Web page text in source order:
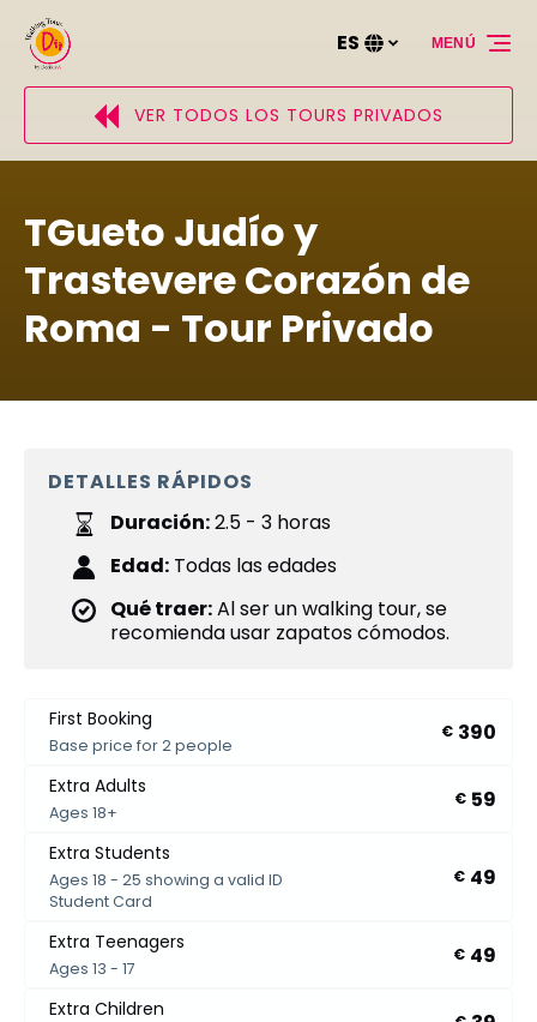
Saltar a la navegación principal
Saltar al contenido
Saltar al pie de página
Selecciona
tu
idioma
ES
VER TODOS LOS TOURS PRIVADOS
MENÚ
TGueto Judío y
Trastevere Corazón de
Roma - Tour Privado
DETALLES RÁPIDOS
Duración:2.5 - 3 horas
Edad: Todas las edades
Qué traer:Al ser un walking tour, se
recomienda usar zapatos cómodos.
First Booking
Base price for 2 people
€ 390
Extra Adults
Ages 18+
€ 59
Extra Students
Ages 18 - 25 showing a valid ID
Student Card
€ 49
Extra Teenagers
Ages 13 - 17
€ 49
Extra Children